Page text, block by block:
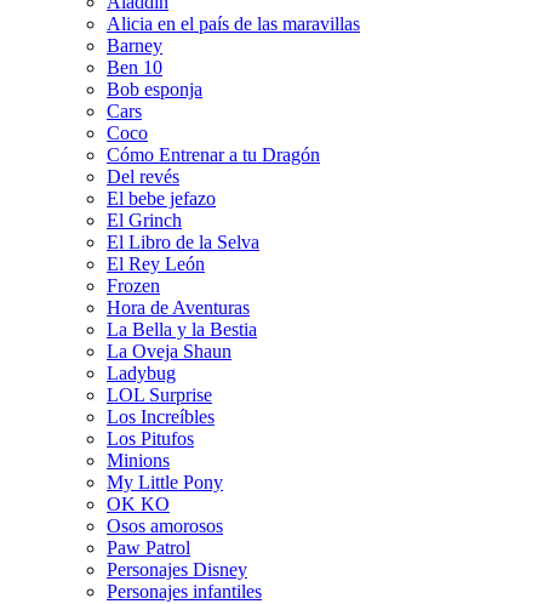
Alicia en el país de las maravillas
Barney
Ben 10
Bob esponja
Cars
Coco
Cómo Entrenar a tu Dragón
Del revés
El bebe jefazo
El Grinch
El Libro de la Selva
El Rey León
Frozen
Hora de Aventuras
La Bella y la Bestia
La Oveja Shaun
Ladybug
LOL Surprise
Los Increíbles
Los Pitufos
Minions
My Little Pony
OK KO
Osos amorosos
Paw Patrol
Personajes Disney
Personajes infantiles